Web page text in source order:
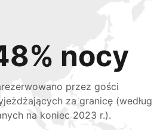
nocy
przez gości
za granicę (według
na koniec 2023 r.).